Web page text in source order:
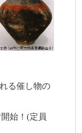
る催し物の
始！(定員